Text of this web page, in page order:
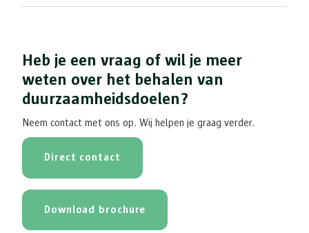
Heb je een vraag of wil je meer
weten over het behalen van
duurzaamheidsdoelen?
Neem contact met ons op. Wij helpen je graag verder.
Direct contact
Download brochure